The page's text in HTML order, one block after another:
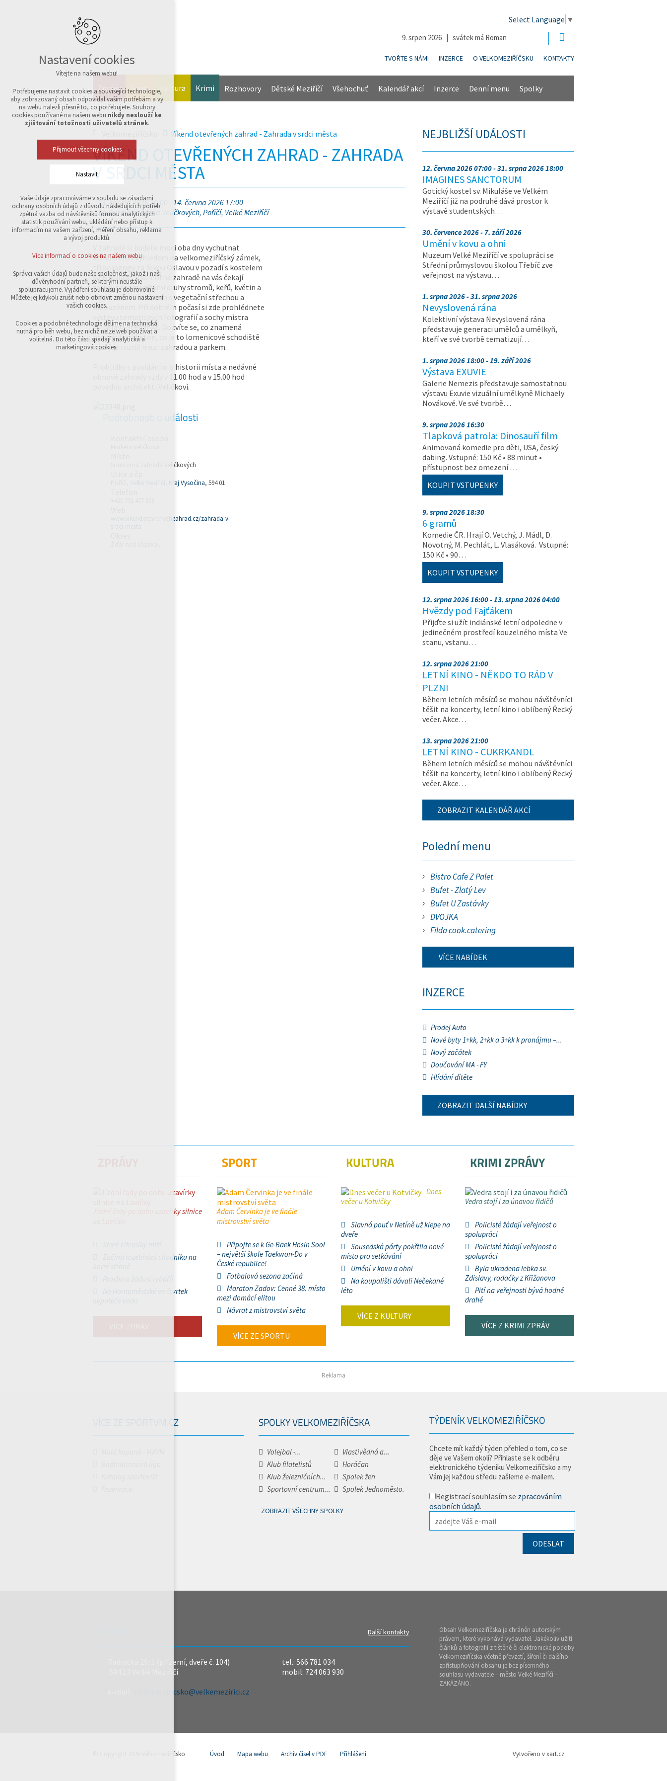
Select Language ▼
9. srpen 2026 | svátek má Roman
TVOŘTE S NÁMI INZERCE O VELKOMEZIŘÍČSKU KONTAKTY
Zprávy Sport Kultura Krimi Rozhovory Dětské Meziříčí Všehochuť Kalendář akcí Inzerce Denní menu Spolky
Víkend otevřených zahrad - Zahrada v srdci města
VÍKEND OTEVŘENÝCH ZAHRAD - ZAHRADA
V SRDCI MĚSTA
13. června 2026 10:00 - 14. června 2026 17:00
Soukromá zahrada Veličkových, Poříčí, Velké Meziříčí
V zahradě si budete moci oba dny vychutnat
atmosféru s výhledem na velkomeziříčský zámek,
tři synagogy za řekou Oslavou v pozadí s kostelem
sv. Mikuláše. V samotné zahradě na vás čekají
terasy s rozmanitými druhy stromů, keřů, květin a
také terasa s altánem s vegetační střechou a
biobazénem. Při dobrém počasí si zde prohlédnete
výstavu tematických fotografií a sochy mistra
Miloslava Štěpánka. Dozvíte se, co znamená
prosvětlený beton, co je to lomenicové schodiště
a jaký je rozdíl mezi zahradou a parkem.
Prohlídky s povídáním o historii místa a nedávné
obnově zahrady vždy v 11.00 hod a v 15.00 hod
povedou architekti Veličkovi.
Podrobnosti o události
Soukromá zahrada Veličkových
Kraj Vysočina, 594 01
www.vikendotevrenychzahrad.cz/zahrada-v-
NEJBLIŽŠÍ UDÁLOSTI
12. června 2026 07:00 - 31. srpna 2026 18:00
IMAGINES SANCTORUM
Gotický kostel sv. Mikuláše ve Velkém
Meziříčí již na podruhé dává prostor k
výstavě studentských…
30. července 2026 - 7. září 2026
Umění v kovu a ohni
Muzeum Velké Meziříčí ve spolupráci se
Střední průmyslovou školou Třebíč zve
veřejnost na výstavu…
1. srpna 2026 - 31. srpna 2026
Nevyslovená rána
Kolektivní výstava Nevyslovená rána
představuje generaci umělců a umělkyň,
kteří ve své tvorbě tematizují…
1. srpna 2026 18:00 - 19. září 2026
Výstava EXUVIE
Galerie Nemezis představuje samostatnou
výstavu Exuvie vizuální umělkyně Michaely
Novákové. Ve své tvorbě…
9. srpna 2026 16:30
Tlapková patrola: Dinosauří film
Animovaná komedie pro děti, USA, český
dabing. Vstupné: 150 Kč • 88 minut •
přístupnost bez omezení …
KOUPIT VSTUPENKY
9. srpna 2026 18:30
6 gramů
Komedie ČR. Hrají O. Vetchý, J. Mádl, D.
Novotný, M. Pechlát, L. Vlasáková. Vstupné:
150 Kč • 90…
KOUPIT VSTUPENKY
12. srpna 2026 16:00 - 13. srpna 2026 04:00
Hvězdy pod Fajťákem
Přijďte si užít indiánské letní odpoledne v
jedinečném prostředí kouzelného místa Ve
stanu, vstanu…
12. srpna 2026 21:00
LETNÍ KINO - NĚKDO TO RÁD V
PLZNI
Během letních měsíců se mohou návštěvníci
těšit na koncerty, letní kino i oblíbený Řecký
večer. Akce…
13. srpna 2026 21:00
LETNÍ KINO - CUKRKANDL
Během letních měsíců se mohou návštěvníci
těšit na koncerty, letní kino i oblíbený Řecký
večer. Akce…
ZOBRAZIT KALENDÁŘ AKCÍ
Polední menu
Bistro Cafe Z Palet
Bufet - Zlatý Lev
Bufet U Zastávky
DVOJKA
Filda cook.catering
VÍCE NABÍDEK
INZERCE
Prodej Auto
Nové byty 1+kk, 2+kk a 3+kk k pronájmu –...
Nový začátek
Doučování MA - FY
Hlídání dítěte
ZOBRAZIT DALŠÍ NABÍDKY
Jízdní řady po dobu uzavírky silnice
Začíná rozebírání chodníku na
Na Hornoměstské ve čtvrtek
SPORT
Adam Červinka je ve finále
mistrovství světa
Připojte se k Ge-Baek Hosin Sool
– největší škole Taekwon-Do v
České republice!
Fotbalová sezona začíná
Maraton Zadov: Cenné 38. místo
mezi domácí elitou
Návrat z mistrovství světa
VÍCE ZE SPORTU
KULTURA
Dnes
večer u Kotvičky
Slavná pouť v Netíně už klepe na
dveře
Sousedská párty pokřtila nové
místo pro setkávání
Umění v kovu a ohni
Na koupališti dávali Nečekané
léto
VÍCE Z KULTURY
KRIMI ZPRÁVY
Vedra stojí i za únavou řidičů
Policisté žádají veřejnost o
spolupráci
Policisté žádají veřejnost o
spolupráci
Byla ukradena lebka sv.
Zdislavy, rodačky z Křižanova
Pití na veřejnosti bývá hodně
drahé
VÍCE Z KRIMI ZPRÁV
Reklama
VÍCE ZE SPORTVM.CZ SPOLKY VELKOMEZIŘÍČSKA
Volejbal -...
Vlastivědná a...
Klub filatelistů
Horáčan
Klub železničních...
Spolek žen
Sportovní centrum...
Spolek Jednoměsto.
ZOBRAZIT VŠECHNY SPOLKY
TÝDENÍK VELKOMEZIŘÍČSKO
Chcete mít každý týden přehled o tom, co se
děje ve Vašem okolí? Přihlaste se k odběru
elektronického týdeníku Velkomeziříčsko a my
Vám jej každou středu zašleme e-mailem.
Registrací souhlasím se zpracováním
osobních údajů.
Další kontakty
Radnická 29/1 (přízemí, dveře č. 104)
594 13 Velké Meziříčí
velkomeziricsko@velkemezirici.cz
tel.: 566 781 034
mobil: 724 063 930
Obsah Velkomeziříčska je chráněn autorským
právem, které vykonává vydavatel. Jakékoliv užití
článků a fotografií z tištěné či elektronické podoby
Velkomeziříčska včetně převzetí, šíření či dalšího
zpřístupňování obsahu je bez písemného
souhlasu vydavatele – město Velké Meziříčí –
ZAKÁZÁNO.
© Copyright 2026 Velkomeziříčsko Úvod Mapa webu Archiv čísel v PDF Přihlášení Vytvořeno v xart.cz
Nastavení cookies
Vítejte na našem webu!
Potřebujeme nastavit cookies a související technologie,
aby zobrazovaný obsah odpovídal vašim potřebám a vy
na webu nalezli přesně to, co potřebujete. Soubory
cookies používané na našem webu nikdy neslouží ke
zjišťování totožnosti uživatelů stránek.
Přijmout všechny cookies
Nastavit
Technická cookies
nutná pro provozování webu
udržení kontextu stránek (session): případná
přihlášení, volby jazyka, apod.
analytická pro anonymizované vyhodnocení
návštěvnosti
marketingová cookies (Google,Sklik)
Více informací o cookies na našem webu
Přijmout všechny cookies
Odmítnout vše
Vaše údaje zpracováváme v souladu se zásadami
ochrany osobních údajů z důvodu následujících potřeb:
zpětná vazba od návštěvníků formou analytických
statistik používání webu, ukládání nebo přístup k
informacím na vašem zařízení, měření obsahu, reklama
a vývoj produktů.
Více informací o cookies na našem webu
Správci vašich údajů bude naše společnost, jakož i naši
důvěryhodní partneři, se kterými neustále
spolupracujeme. Vyjádření souhlasu je dobrovolné.
Můžete jej kdykoli zrušit nebo obnovit změnou nastavení
vašich cookies.
Cookies a podobné technologie dělíme na technická:
nutná pro běh webu, bez nichž nelze web používat a
volitelná. Do této části spadají analytická a
marketingová cookies.